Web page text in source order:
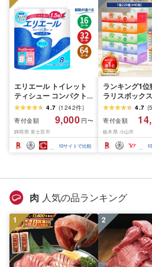
エリエール トイレット
ティシュー コンパクト
シングル [個数が選べ
る:16・32・64 ロール]
1.5倍巻 82.5m トイレッ
トペーパー シングル パ
ルプ100% 香りつき 日用
品 消耗品 備蓄 ふるさと
4.7 (1242件)
寄付金額
9,000 円〜
静岡県 富士宮市
10サイトで比較
ランキング1位
ラリスボック
ュ60箱(1箱
枚))(5個入り
ティッシュ テ
ペーパー 日用
生活用品 まと
送不可地域:離
4.7 (
寄付金額
栃木県 小山市
10
肉 人気の品ランキング
1 2